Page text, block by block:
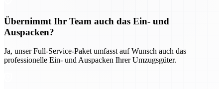
Übernimmt Ihr Team auch das Ein- und
Auspacken?
Ja, unser Full-Service-Paket umfasst auf Wunsch auch das
professionelle Ein- und Auspacken Ihrer Umzugsgüter.